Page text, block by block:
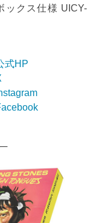
ックス仕様 UICY-
式HP